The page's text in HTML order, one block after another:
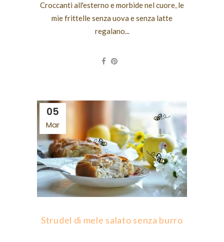
Croccanti all'esterno e morbide nel cuore, le
mie frittelle senza uova e senza latte
regalano...
05
Mar
Strudel di mele salato senza burro